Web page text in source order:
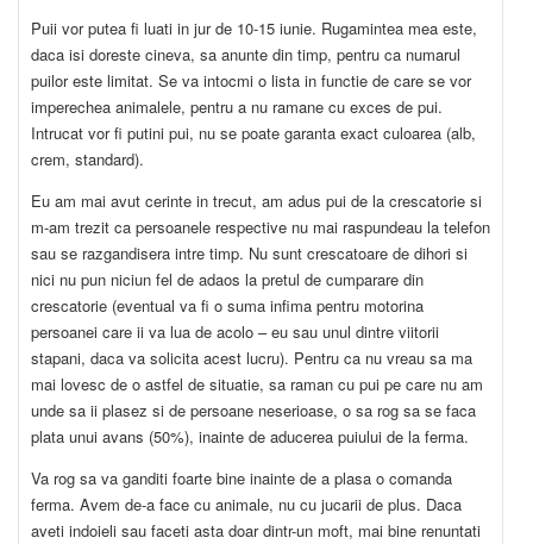
Puii vor putea fi luati in jur de 10-15 iunie. Rugamintea mea este,
daca isi doreste cineva, sa anunte din timp, pentru ca numarul
puilor este limitat. Se va intocmi o lista in functie de care se vor
imperechea animalele, pentru a nu ramane cu exces de pui.
Intrucat vor fi putini pui, nu se poate garanta exact culoarea (alb,
crem, standard).
Eu am mai avut cerinte in trecut, am adus pui de la crescatorie si
m-am trezit ca persoanele respective nu mai raspundeau la telefon
sau se razgandisera intre timp. Nu sunt crescatoare de dihori si
nici nu pun niciun fel de adaos la pretul de cumparare din
crescatorie (eventual va fi o suma infima pentru motorina
persoanei care ii va lua de acolo – eu sau unul dintre viitorii
stapani, daca va solicita acest lucru). Pentru ca nu vreau sa ma
mai lovesc de o astfel de situatie, sa raman cu pui pe care nu am
unde sa ii plasez si de persoane neserioase, o sa rog sa se faca
plata unui avans (50%), inainte de aducerea puiului de la ferma.
Va rog sa va ganditi foarte bine inainte de a plasa o comanda
ferma. Avem de-a face cu animale, nu cu jucarii de plus. Daca
aveti indoieli sau faceti asta doar dintr-un moft, mai bine renuntati